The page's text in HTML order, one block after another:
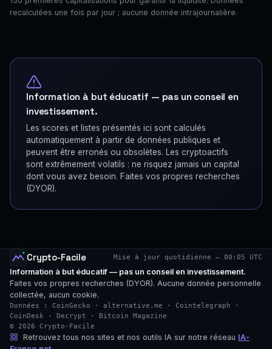
recalculées une fois par jour ; aucune donnée intrajournalière.
Information à but éducatif — pas un conseil en
investissement.
Les scores et listes présentés ici sont calculés
automatiquement à partir de données publiques et
peuvent être erronés ou obsolètes. Les cryptoactifs
sont extrêmement volatils : ne risquez jamais un capital
dont vous avez besoin. Faites vos propres recherches
(DYOR).
Crypto-Facile Mise à jour quotidienne — 00:05 UTC
Information à but éducatif — pas un conseil en investissement.
Faites vos propres recherches (DYOR). Aucune donnée personnelle
collectée, aucun cookie.
Données : CoinGecko · alternative.me · Cointelegraph ·
CoinDesk · Decrypt · Bitcoin Magazine
© 2026 Crypto-Facile
Retrouvez tous nos sites et nos outils IA sur notre réseau IA-